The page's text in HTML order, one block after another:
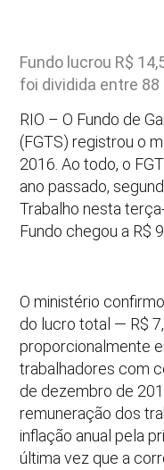
Fundo lucrou R$
foi dividida entre
RIO – O Fundo de
(FGTS) registrou o
2016. Ao todo, o
ano passado,
Trabalho nesta
Fundo chegou a R$
O ministério
do lucro total — R$
proporcionalmente
trabalhadores com
de dezembro de
remuneração dos
inflação anual pela
última vez que a